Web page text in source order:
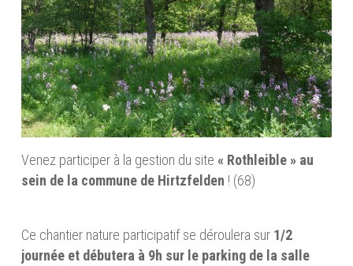
Venez participer à la gestion du site « Rothleible » au
sein de la commune de Hirtzfelden ! (68)
Ce chantier nature participatif se déroulera sur 1/2
journée et débutera à 9h sur le parking de la salle